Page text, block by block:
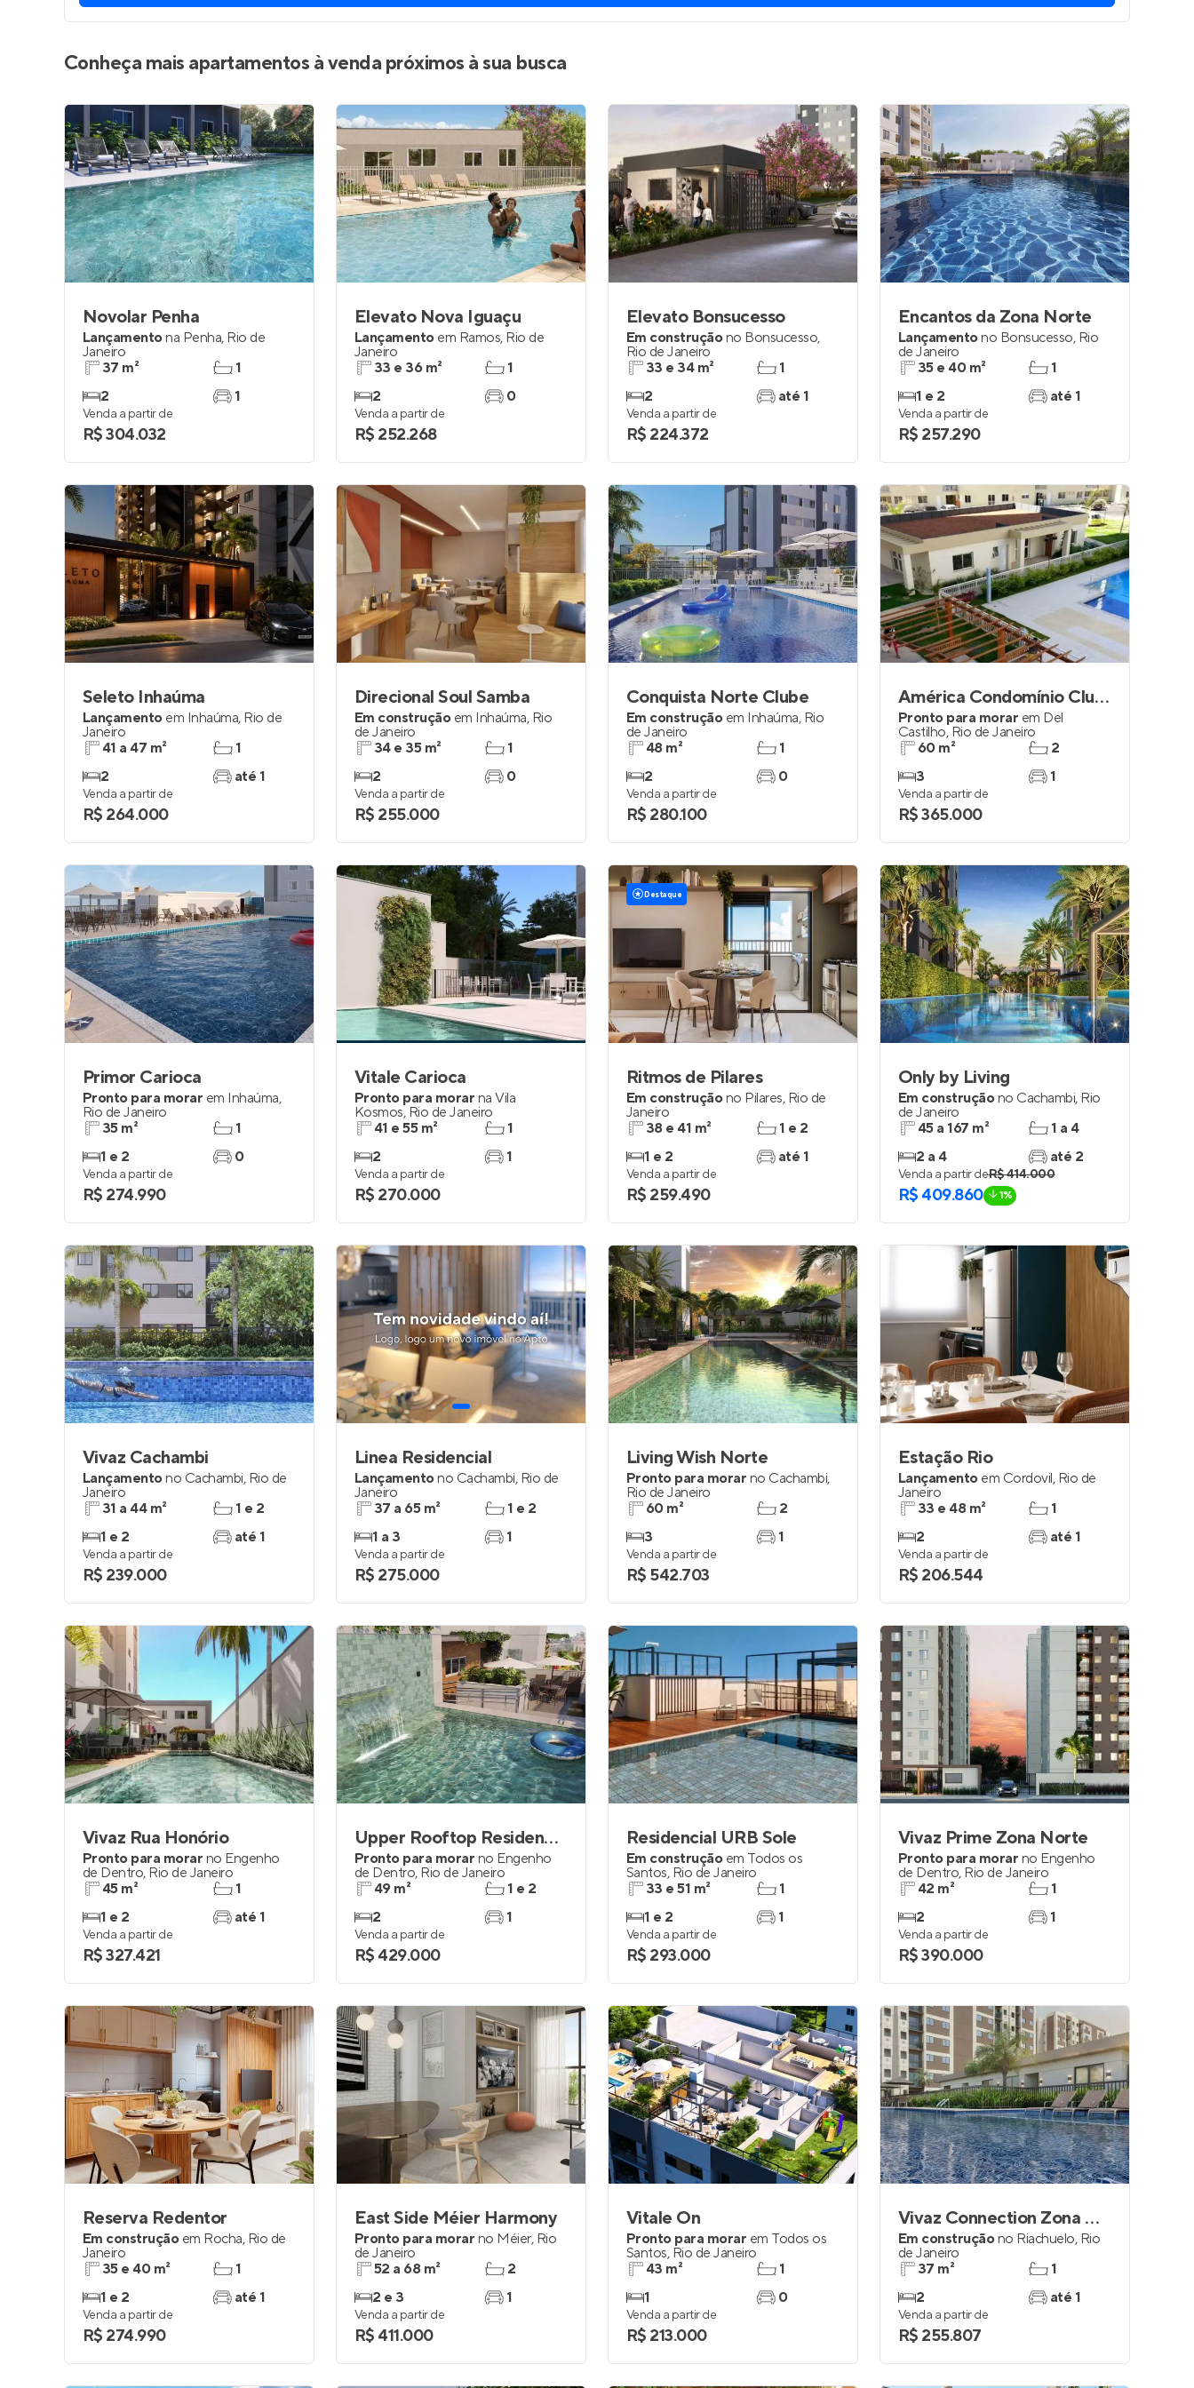
Conheça mais apartamentos à venda próximos à sua busca
Novolar Penha
Lançamentona Penha, Rio de
Janeiro
37 m²
2
1
1
Venda a partir de
R$ 304.032
Elevato Nova Iguaçu
Lançamento em Ramos, Rio de
Janeiro
33 e 36 m²
2
1
0
Venda a partir de
R$ 252.268
Elevato Bonsucesso
Em construçãono Bonsucesso,
Rio de Janeiro
33 e 34 m²
2
1
até 1
Venda a partir de
R$ 224.372
Encantos da Zona Norte
Lançamentono Bonsucesso, Rio
de Janeiro
35 e 40 m²
1 e 2
1
até 1
Venda a partir de
R$ 257.290
Seleto Inhaúma
Lançamento em Inhaúma, Rio de
Janeiro
41 a 47 m²
2
1
até 1
Venda a partir de
R$ 264.000
Direcional Soul Samba
Em construção em Inhaúma, Rio
de Janeiro
34 e 35 m²
2
1
0
Venda a partir de
R$ 255.000
Conquista Norte Clube
Em construção em Inhaúma, Rio
de Janeiro
48 m²
2
1
0
Venda a partir de
R$ 280.100
América Condomínio Clube
Pronto para morar em Del
Castilho, Rio de Janeiro
60 m²
3
2
1
Venda a partir de
R$ 365.000
Primor Carioca
Pronto para morar em Inhaúma,
Rio de Janeiro
35 m²
1 e 2
1
0
Venda a partir de
R$ 274.990
Vitale Carioca
Pronto para morar na Vila
Kosmos, Rio de Janeiro
41 e 55 m²
2
1
1
Venda a partir de
R$ 270.000
Destaque
Ritmos de Pilares
Em construçãono Pilares, Rio de
Janeiro
38 e 41 m²
1 e 2
1 e 2
até 1
Venda a partir de
R$ 259.490
Only by Living
Em construçãono Cachambi, Rio
de Janeiro
45 a 167 m²
2 a 4
1 a 4
até 2
Venda a partir deR$ 414.000
R$ 409.860 1%
Vivaz Cachambi
Lançamentono Cachambi, Rio de
Janeiro
31 a 44 m²
1 e 2
1 e 2
até 1
Venda a partir de
R$ 239.000
Linea Residencial
Lançamentono Cachambi, Rio de
Janeiro
37 a 65 m²
1 a 3
1 e 2
1
Venda a partir de
R$ 275.000
Living Wish Norte
Pronto para morar no Cachambi,
Rio de Janeiro
60 m²
3
2
1
Venda a partir de
R$ 542.703
Estação Rio
Lançamento em Cordovil, Rio de
Janeiro
33 e 48 m²
2
1
até 1
Venda a partir de
R$ 206.544
Vivaz Rua Honório
Pronto para morar no Engenho
de Dentro, Rio de Janeiro
45 m²
1 e 2
1
até 1
Venda a partir de
R$ 327.421
Upper Rooftop Residencial
Pronto para morar no Engenho
de Dentro, Rio de Janeiro
49 m²
2
1 e 2
1
Venda a partir de
R$ 429.000
Residencial URB Sole
Em construção em Todos os
Santos, Rio de Janeiro
33 e 51 m²
1 e 2
1
1
Venda a partir de
R$ 293.000
Vivaz Prime Zona Norte
Pronto para morar no Engenho
de Dentro, Rio de Janeiro
42 m²
2
1
1
Venda a partir de
R$ 390.000
Reserva Redentor
Em construção em Rocha, Rio de
Janeiro
35 e 40 m²
1 e 2
1
até 1
Venda a partir de
R$ 274.990
East Side Méier Harmony
Pronto para morar no Méier, Rio
de Janeiro
52 a 68 m²
2 e 3
2
1
Venda a partir de
R$ 411.000
Vitale On
Pronto para morar em Todos os
Santos, Rio de Janeiro
43 m²
1
1
0
Venda a partir de
R$ 213.000
Vivaz Connection Zona Norte
Em construçãono Riachuelo, Rio
de Janeiro
37 m²
2
1
até 1
Venda a partir de
R$ 255.807